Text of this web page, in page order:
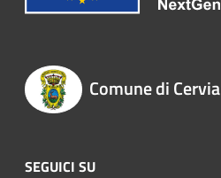
Comune di Cervia
SEGUICI SU